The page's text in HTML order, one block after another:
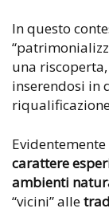
In questo
una
inserendosi in
Evidentemente
carattere
ambienti
“vicini” alle